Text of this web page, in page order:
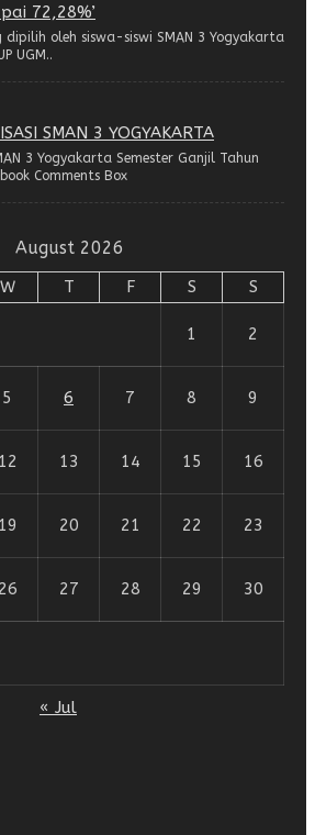
72,28%’
oleh siswa-siswi SMAN 3 Yogyakarta
UGM..
SMAN 3 YOGYAKARTA
3 Yogyakarta Semester Ganjil Tahun
Comments Box
August 2026
W T F S S
1 2
5 6 7 8 9
12 13 14 15 16
19 20 21 22 23
26 27 28 29 30
« Jul